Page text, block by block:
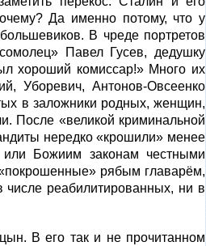
Да именно потому, что у
В чреде портретов
Павел Гусев, дедушку
хороший комиссар!» Много их
Уборевич, Антонов-Овсеенко
в заложники родных, женщин,
После «великой криминальной
нередко «крошили» менее
Божиим законам честными
рябым главарём,
реабилитированных, ни в
В его так и не прочитанном